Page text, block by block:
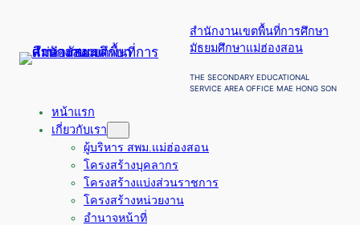
สำนักงานเขตพื้นที่การศึกษา
มัธยมศึกษาแม่ฮ่องสอน
THE SECONDARY EDUCATIONAL
SERVICE AREA OFFICE MAE HONG SON
หน้าแรก
เกี่ยวกับเรา
ผู้บริหาร สพม.แม่ฮ่องสอน
โครงสร้างบุคลากร
โครงสร้างแบ่งส่วนราชการ
โครงสร้างหน่วยงาน
อำนาจหน้าที่